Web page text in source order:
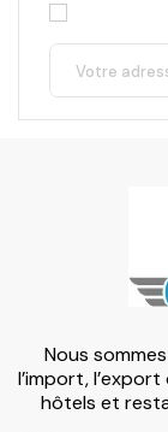
Nous
l’import,
hôtels et